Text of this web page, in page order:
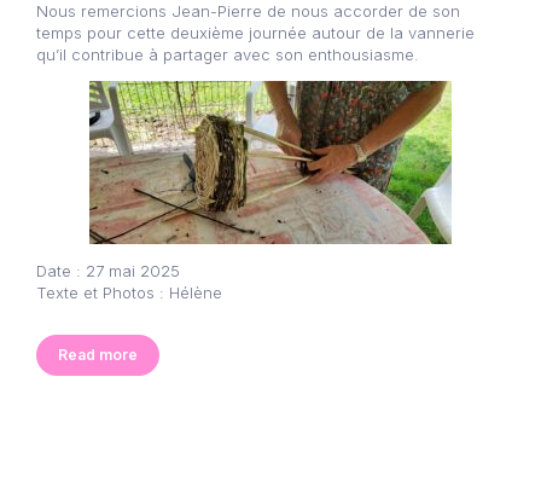
Nous remercions Jean-Pierre de nous accorder de son
temps pour cette deuxième journée autour de la vannerie
qu’il contribue à partager avec son enthousiasme.
Date : 27 mai 2025
Texte et Photos : Hélène
Read more